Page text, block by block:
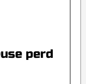
perd